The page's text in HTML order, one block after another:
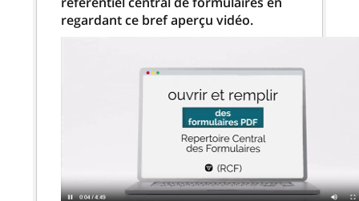
regardant ce bref aperçu vidéo.